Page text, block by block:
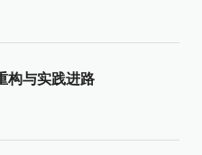
构与实践进路